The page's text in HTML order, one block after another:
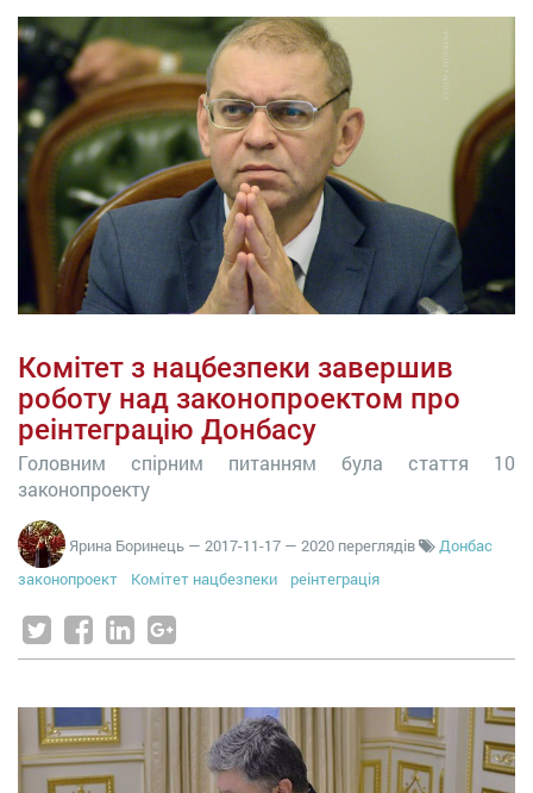
Комітет з нацбезпеки завершив
роботу над законопроектом про
реінтеграцію Донбасу
Головним спірним питанням була стаття 10
законопроекту
Ярина Боринець — 2017-11-17 — 2020 переглядів
Донбас
законопроект
Комітет нацбезпеки реінтеграція